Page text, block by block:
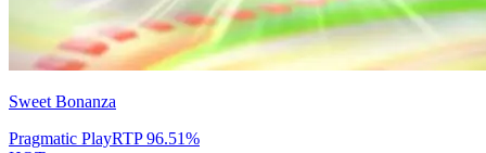
Sweet Bonanza
Pragmatic PlayRTP96.51%